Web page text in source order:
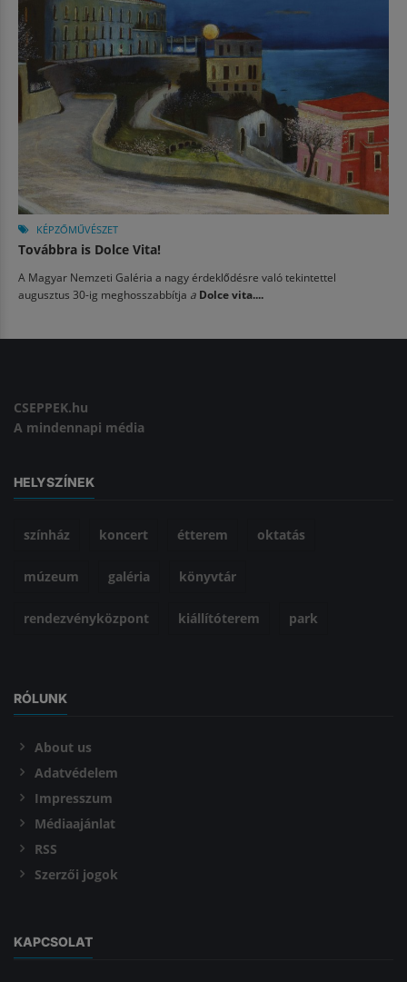
KÉPZŐMŰVÉSZET
Továbbra is Dolce Vita!
A Magyar Nemzeti Galéria a nagy érdeklődésre való tekintettel
augusztus 30-ig meghosszabbítja a Dolce vita....
CSEPPEK.hu
A mindennapi média
HELYSZÍNEK
színház koncert étterem oktatás
múzeum galéria könyvtár
rendezvényközpont kiállítóterem park
RÓLUNK
About us
Adatvédelem
Impresszum
Médiaajánlat
RSS
Szerzői jogok
KAPCSOLAT